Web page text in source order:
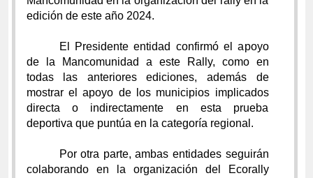
edición de este año 2024.
El Presidente entidad confirmó el apoyo
de la Mancomunidad a este Rally, como en
todas las anteriores ediciones, además de
mostrar el apoyo de los municipios implicados
directa o indirectamente en esta prueba
deportiva que puntúa en la categoría regional.
Por otra parte, ambas entidades seguirán
colaborando en la organización del Ecorally